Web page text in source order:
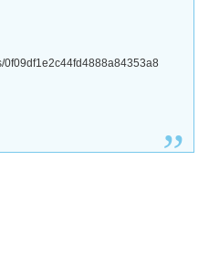
0f09df1e2c44fd4888a84353a8